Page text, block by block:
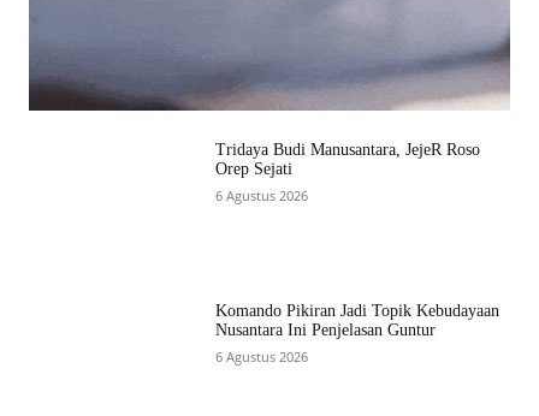
Tridaya Budi Manusantara, JejeR Roso
Orep Sejati
6 Agustus 2026
Komando Pikiran Jadi Topik Kebudayaan
Nusantara Ini Penjelasan Guntur
6 Agustus 2026